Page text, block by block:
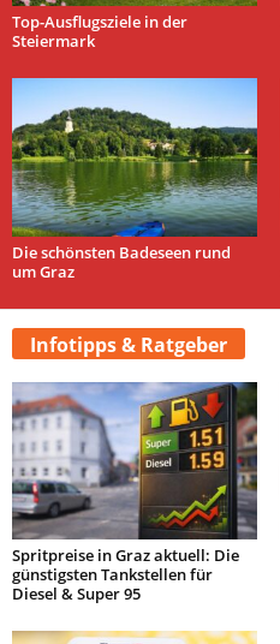
Top-Ausflugsziele in der
Steiermark
Die schönsten Badeseen rund
um Graz
Infotipps & Ratgeber
Spritpreise in Graz aktuell: Die
günstigsten Tankstellen für
Diesel & Super 95